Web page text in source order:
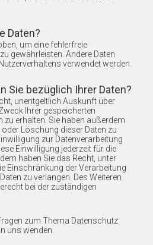
Daten?
um eine fehlerfreie
gewährleisten. Andere Daten
verwendet werden.
Sie bezüglich Ihrer Daten?
unentgeltlich Auskunft über
Ihrer gespeicherten
zu erhalten. Sie haben außerdem
Löschung dieser Daten zu
zur Datenverarbeitung
Einwilligung jederzeit für die
haben Sie das Recht, unter
Einschränkung der Verarbeitung
zu verlangen. Des Weiteren
bei der zuständigen
zum Thema Datenschutz
uns wenden.